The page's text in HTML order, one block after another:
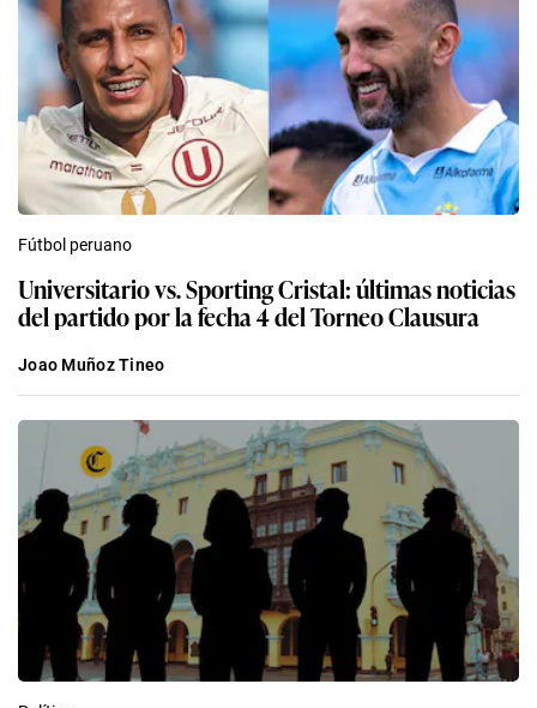
Fútbol peruano
Universitario vs. Sporting Cristal: últimas noticias
del partido por la fecha 4 del Torneo Clausura
Joao Muñoz Tineo